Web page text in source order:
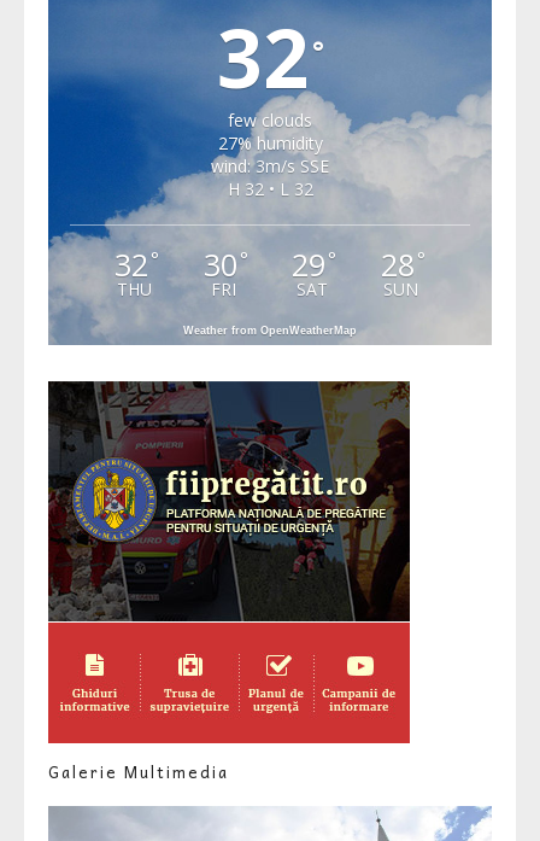
32 °
few clouds
27% humidity
wind: 3m/s SSE
H 32 • L 32
32°
THU
30 °
FRI
29 °
SAT
28 °
SUN
Weather from OpenWeatherMap
Galerie Multimedia